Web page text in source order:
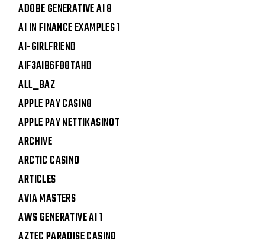
ADOBE GENERATIVE AI 8
AI IN FINANCE EXAMPLES 1
AI-GIRLFRIEND
AIF3AIB6FOOTAHD
ALL_BAZ
APPLE PAY CASINO
APPLE PAY NETTIKASINOT
ARCHIVE
ARCTIC CASINO
ARTICLES
AVIA MASTERS
AWS GENERATIVE AI 1
AZTEC PARADISE CASINO